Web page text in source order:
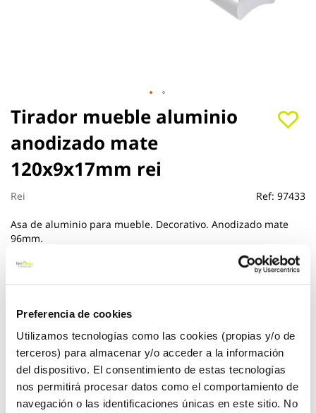
Preferencia de cookies
Utilizamos tecnologías como las cookies (propias y/o de
terceros) para almacenar y/o acceder a la información
del dispositivo. El consentimiento de estas tecnologías
nos permitirá procesar datos como el comportamiento de
navegación o las identificaciones únicas en este sitio. No
Tirador mueble aluminio
anodizado mate
120x9x17mm rei
Rei Ref: 97433
Asa de aluminio para mueble. Decorativo. Anodizado mate
96mm.
Ver más
Añadir al carrito
Saltar
al
comienzo
de
la
galería
de